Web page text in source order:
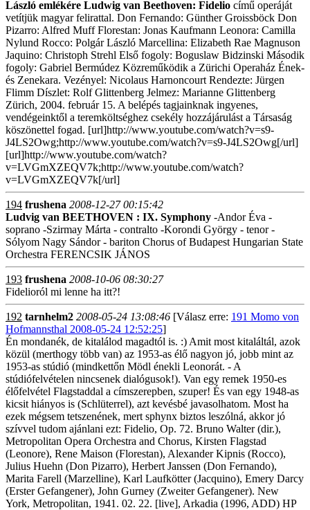
László emlékére Ludwig van Beethoven: Fidelio című operáját
vetítjük magyar felirattal. Don Fernando: Günther Groissböck Don
Pizarro: Alfred Muff Florestan: Jonas Kaufmann Leonora: Camilla
Nylund Rocco: Polgár László Marcellina: Elizabeth Rae Magnuson
Jaquino: Christoph Strehl Első fogoly: Boguslaw Bidzinski Második
fogoly: Gabriel Bermúdez Közreműködik a Zürichi Operaház Ének-
és Zenekara. Vezényel: Nicolaus Harnoncourt Rendezte: Jürgen
Flimm Díszlet: Rolf Glittenberg Jelmez: Marianne Glittenberg
Zürich, 2004. február 15. A belépés tagjainknak ingyenes,
vendégeinktől a teremköltséghez csekély hozzájárulást a Társaság
köszönettel fogad. [url]http://www.youtube.com/watch?v=s9-
J4LS2Owg;http://www.youtube.com/watch?v=s9-J4LS2Owg[/url]
[url]http://www.youtube.com/watch?
v=LVGmXZEQV7k;http://www.youtube.com/watch?
v=LVGmXZEQV7k[/url]
194 frushena 2008-12-27 00:15:42
Ludvig van BEETHOVEN : IX. Symphony -Andor Éva -
soprano -Szirmay Márta - contralto -Korondi György - tenor -
Sólyom Nagy Sándor - bariton Chorus of Budapest Hungarian State
Orchestra FERENCSIK JÁNOS
193 frushena 2008-10-06 08:30:27
Fidelioról mi lenne ha itt?!
192 tarnhelm2 2008-05-24 13:08:46 [Válasz erre: 191 Momo von
Hofmannsthal 2008-05-24 12:52:25]
Én mondanék, de kitalálod magadtól is. :) Amit most kitaláltál, azok
közül (merthogy több van) az 1953-as élő nagyon jó, jobb mint az
1953-as stúdió (mindkettőn Mödl énekli Leonorát. - A
stúdiófelvételen nincsenek dialógusok!). Van egy remek 1950-es
élőfelvétel Flagstaddal a címszerepben, szuper! És van egy 1948-as
kicsit hiányos is (Schlüterrel), azt kevésbé javasolhatom. Most ha
ezek mégsem tetszenének, mert sphynx biztos leszólná, akkor jó
szívvel tudom ajánlani ezt: Fidelio, Op. 72. Bruno Walter (dir.),
Metropolitan Opera Orchestra and Chorus, Kirsten Flagstad
(Leonore), Rene Maison (Florestan), Alexander Kipnis (Rocco),
Julius Huehn (Don Pizarro), Herbert Janssen (Don Fernando),
Marita Farell (Marzelline), Karl Laufkötter (Jacquino), Emery Darcy
(Erster Gefangener), John Gurney (Zweiter Gefangener). New
York, Metropolitan, 1941. 02. 22. [live], Arkadia (1996, ADD) HP